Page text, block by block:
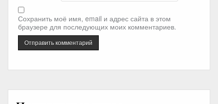
Сохранить моё имя, email и адрес сайта в этом
браузере для последующих моих комментариев.